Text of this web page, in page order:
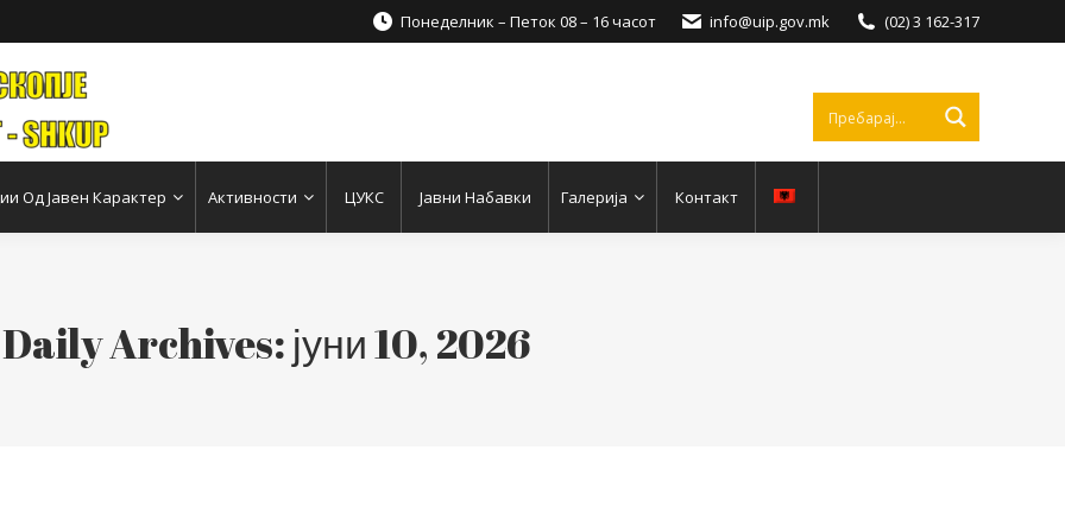
Понеделник – Петок 08 – 16 часот info@uip.gov.mk (02) 3 162-317
Од Јавен Карактер Активности ЦУКС Јавни Набавки Галерија Контакт
Daily Archives:јуни 10, 2026